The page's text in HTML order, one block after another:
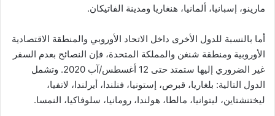
مارينو، إسبانيا، ألمانيا، هنغاريا ومدينة الفاتيكان.
أما بالنسبة للدول الأخرى داخل الاتحاد الأوروبي والمنطقة الاقتصادية
الأوروبية ومنطقة شنغن والمملكة المتحدة، فإن النصائح بعدم السفر
غير الضروري إليها ستمتد حتى
أغسطس/آب
وتشمل
الدول التالية: بلغاريا، قبرص، إستونيا، فنلندا، أيرلندا، لاتفيا،
ليختنشتاين، ليتوانيا، مالطا، هولندا، رومانيا، سلوفاكيا، النمسا.